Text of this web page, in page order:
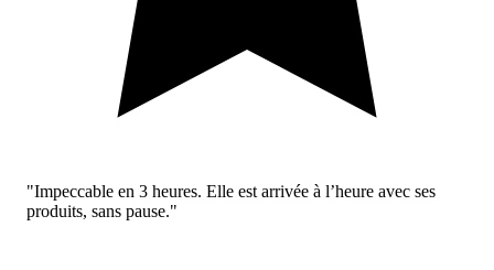
"Impeccable en 3 heures. Elle est arrivée à l’heure avec ses
produits, sans pause."